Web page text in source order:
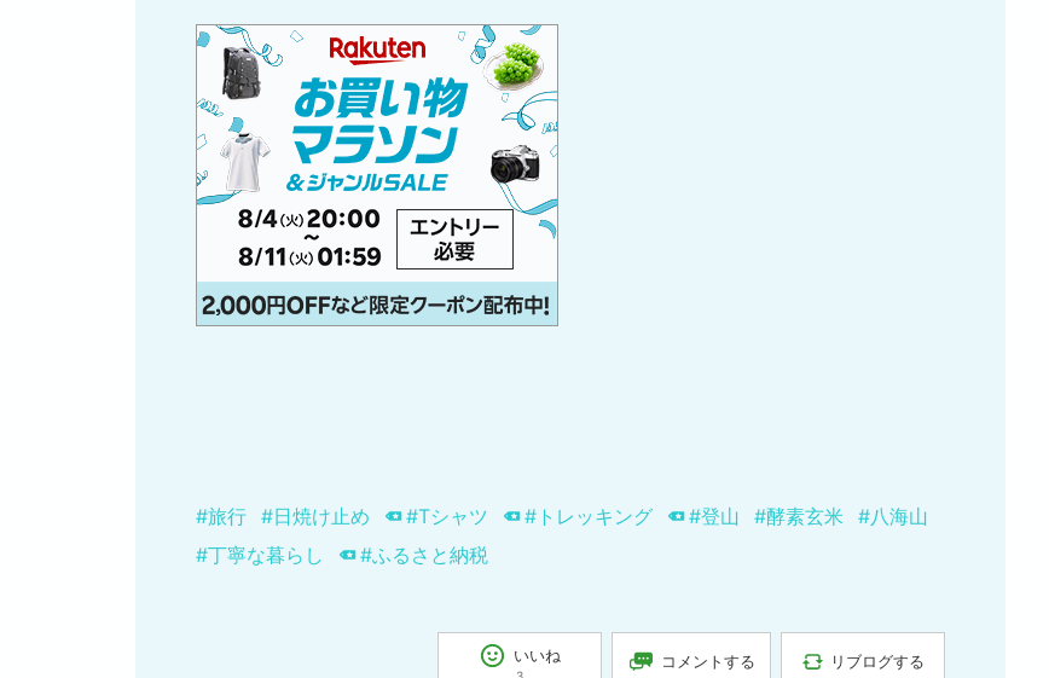
#旅行 #日焼け止め #Tシャツ #トレッキング #登山 #酵素玄米
#八海山
#丁寧な暮らし
#ふるさと納税
いいね コメントする リブログする